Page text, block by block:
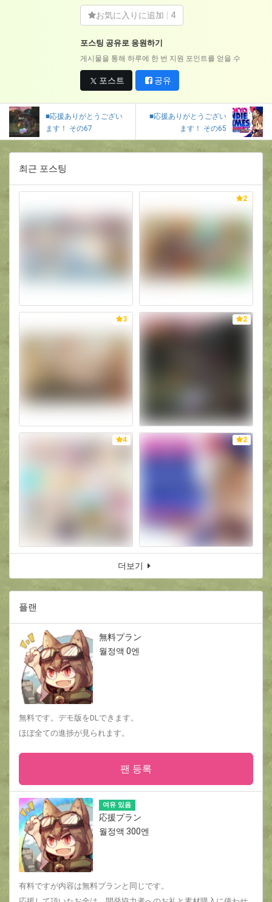
お気に入りに追加 4
포스팅 공유로 응원하기
게시물을 통해 하루에 한 번 지원 포인트를 얻을 수
포스트 공유
■応援ありがとうござい
ます！ その67
■応援ありがとうござい
ます！ その65
최근 포스팅
2
3 2
4 2
더보기
플랜
無料プラン
월정액 0엔
無料です。デモ版をDLできます。
ほぼ全ての進捗が見られます。
팬 등록
여유 있음
応援プラン
월정액 300엔
有料ですが内容は無料プランと同じです。